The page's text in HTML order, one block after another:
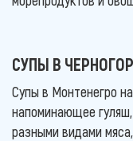
СУПЫ В
Супы в Монтенегро
напоминающее
разными видами